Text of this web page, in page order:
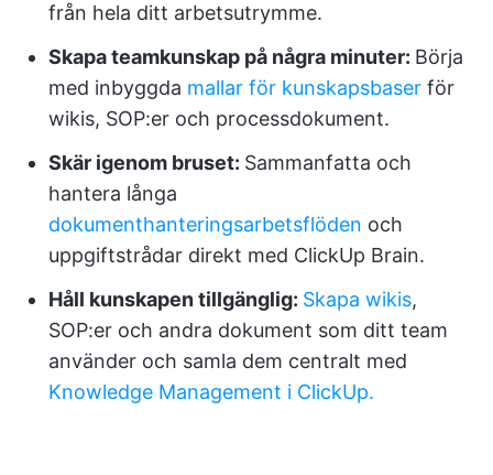
från hela ditt arbetsutrymme.
Skapa teamkunskap på några minuter: Börja
med inbyggda mallar för kunskapsbaser för
wikis, SOP:er och processdokument.
Skär igenom bruset: Sammanfatta och
hantera långa
dokumenthanteringsarbetsflöden och
uppgiftstrådar direkt med ClickUp Brain.
Håll kunskapen tillgänglig: Skapa wikis,
SOP:er och andra dokument som ditt team
använder och samla dem centralt med
Knowledge Management i ClickUp.